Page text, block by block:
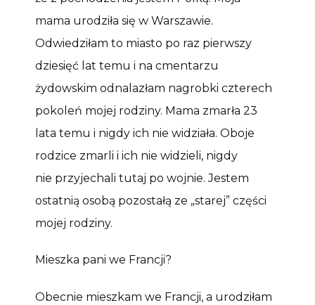
mama urodziła się w Warszawie.
Odwiedziłam to miasto po raz pierwszy
dziesięć lat temu i na cmentarzu
żydowskim odnalazłam nagrobki czterech
pokoleń mojej rodziny. Mama zmarła 23
lata temu i nigdy ich nie widziała. Oboje
rodzice zmarli i ich nie widzieli, nigdy
nie przyjechali tutaj po wojnie. Jestem
ostatnią osobą pozostałą ze „starej” części
mojej rodziny.
Mieszka pani we Francji?
Obecnie mieszkam we Francji, a urodziłam